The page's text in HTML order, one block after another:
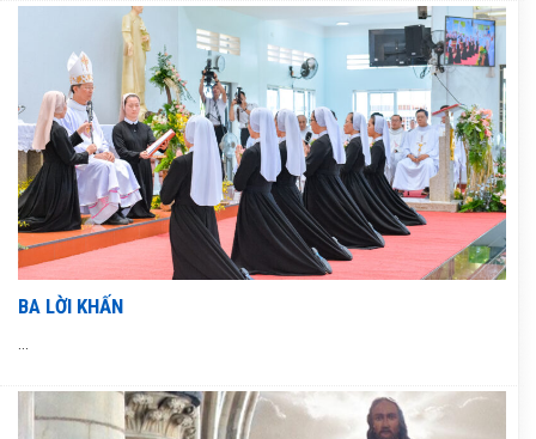
BA LỜI KHẤN